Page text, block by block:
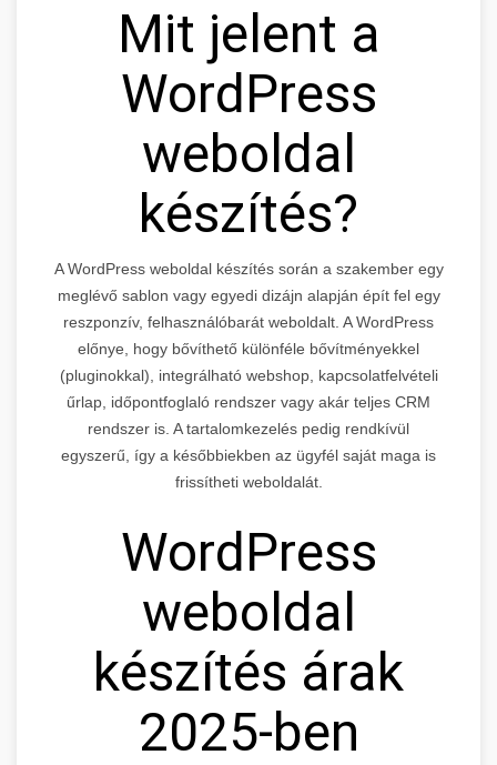
Mit jelent a
WordPress
weboldal
készítés?
A WordPress weboldal készítés során a szakember egy
meglévő sablon vagy egyedi dizájn alapján épít fel egy
reszponzív, felhasználóbarát weboldalt. A WordPress
előnye, hogy bővíthető különféle bővítményekkel
(pluginokkal), integrálható webshop, kapcsolatfelvételi
űrlap, időpontfoglaló rendszer vagy akár teljes CRM
rendszer is. A tartalomkezelés pedig rendkívül
egyszerű, így a későbbiekben az ügyfél saját maga is
frissítheti weboldalát.
WordPress
weboldal
készítés árak
2025-ben